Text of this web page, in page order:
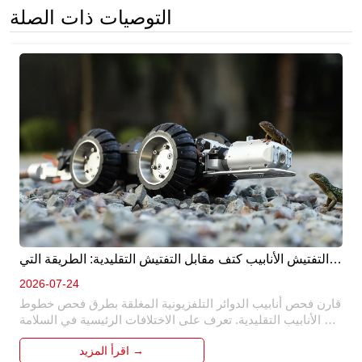
التوصيات ذات الصلة
التفتيش الأنابيب كتف مقابل التفتيش التقليدية: الطريقة التي
2026-07-24
قارن فحص أنابيب الدوائر التلفزيونية المغلقة بطرق فحص خطوط
الأنابيب التقليدية. تعرف على الاختلافات الرئيسية في السلامة
والكفاءة والدقة والتكلفة ولماذا أصبح الفحص الآلي هو الحل
اقرأ المزيد →